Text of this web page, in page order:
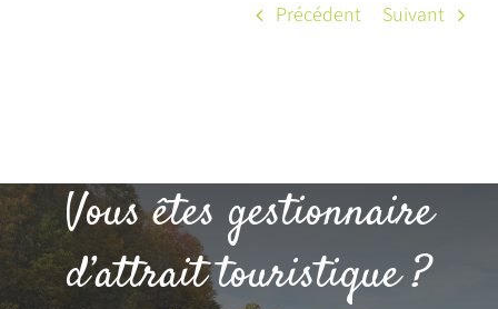
Précédent Suivant
Vous êtes gestionnaire
d’attrait touristique ?